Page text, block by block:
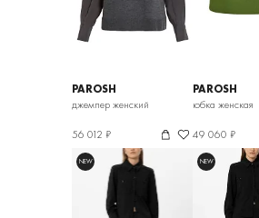
PAROSH
джемпер женский
56 012 ₽
PAROSH
юбка женская
49 060 ₽
NEW NEW